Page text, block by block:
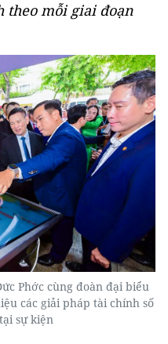
theo mỗi giai đoạn
Phớc cùng đoàn đại biểu
các giải pháp tài chính số
sự kiện